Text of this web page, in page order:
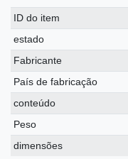
ID do item
estado
Fabricante
País de fabricação
conteúdo
Peso
dimensões